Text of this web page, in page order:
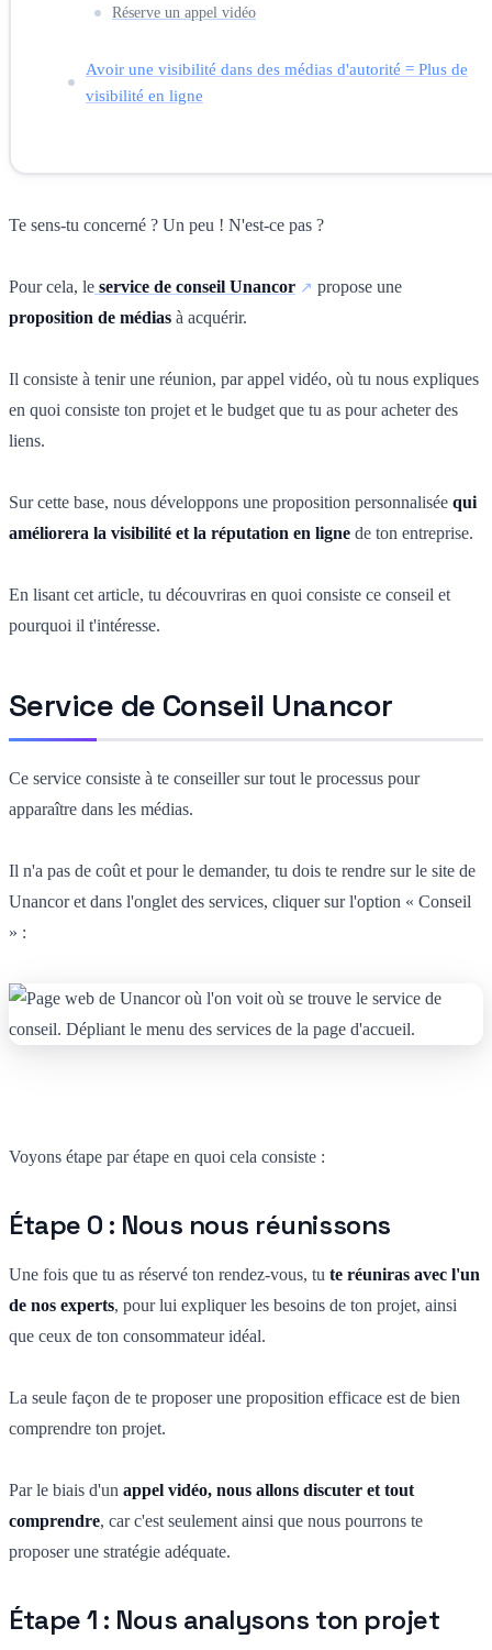
Réserve un appel vidéo
Avoir une visibilité dans des médias d'autorité = Plus de
visibilité en ligne
Te sens-tu concerné ? Un peu ! N'est-ce pas ?
Pour cela, le service de conseil Unancor
propose une
proposition de médias à acquérir.
Il consiste à tenir une réunion, par appel vidéo, où tu nous expliques
en quoi consiste ton projet et le budget que tu as pour acheter des
liens.
Sur cette base, nous développons une proposition personnalisée qui
améliorera la visibilité et la réputation en ligne de ton entreprise.
En lisant cet article, tu découvriras en quoi consiste ce conseil et
pourquoi il t'intéresse.
Service de Conseil Unancor
Ce service consiste à te conseiller sur tout le processus pour
apparaître dans les médias.
Il n'a pas de coût et pour le demander, tu dois te rendre sur le site de
Unancor et dans l'onglet des services, cliquer sur l'option « Conseil
» :
Voyons étape par étape en quoi cela consiste :
Étape 0 : Nous nous réunissons
Une fois que tu as réservé ton rendez-vous, tu te réuniras avec l'un
de nos experts, pour lui expliquer les besoins de ton projet, ainsi
que ceux de ton consommateur idéal.
La seule façon de te proposer une proposition efficace est de bien
comprendre ton projet.
Par le biais d'un appel vidéo, nous allons discuter et tout
comprendre, car c'est seulement ainsi que nous pourrons te
proposer une stratégie adéquate.
Étape 1 : Nous analysons ton projet